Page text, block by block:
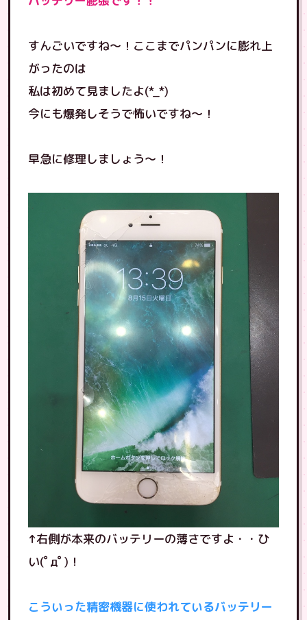
すんごいですね〜！ここまでパンパンに膨れ上
がったのは
私は初めて見ましたよ(*_*)
今にも爆発しそうで怖いですね〜！
早急に修理しましょう〜！
↑右側が本来のバッテリーの薄さですよ・・ひ
い(ﾟдﾟ)！
こういった精密機器に使われているバッテリー